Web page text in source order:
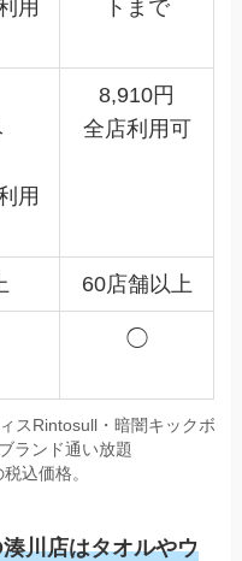
用
トまで
用
8,910円
全店利用可
60店舗以上
◯
スRintosull・暗闇キックボ
ランド通い放題
込価格。
川店はタオルやウ